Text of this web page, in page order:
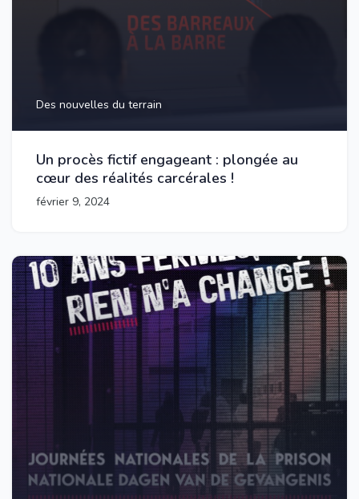
Des nouvelles du terrain
Un procès fictif engageant : plongée au
cœur des réalités carcérales !
février 9, 2024